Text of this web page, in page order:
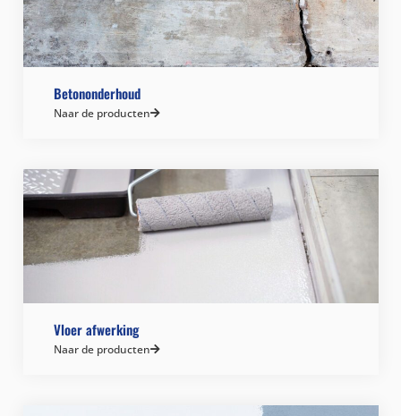
Betononderhoud
Naar de producten
Vloer afwerking
Naar de producten